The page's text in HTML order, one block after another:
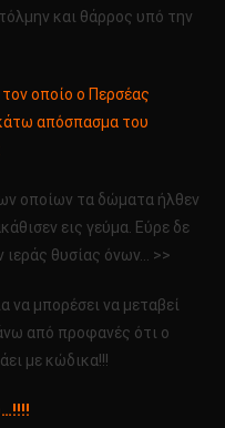
και θάρρος υπό την
οποίο ο Περσέας
απόσπασμα του
οποίων τα δώματα ήλθεν
εις γεύμα. Εύρε δε
θυσίας όνων… >>
να μπορέσει να μεταβεί
από προφανές ότι ο
με κώδικα!!!